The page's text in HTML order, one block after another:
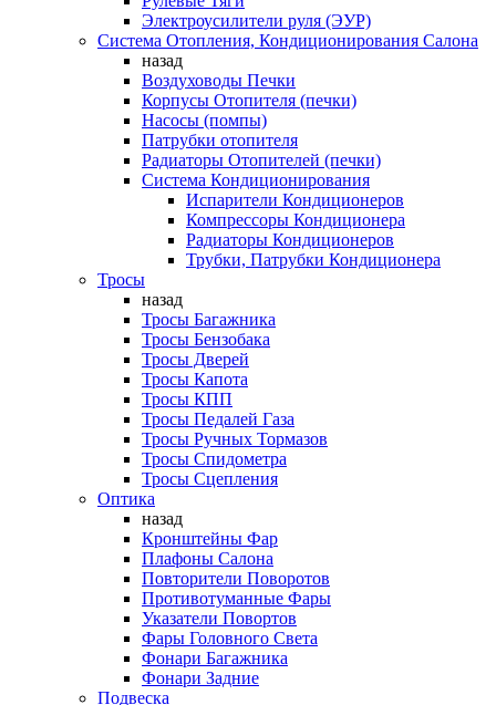
Электроусилители руля (ЭУР)
Система Отопления, Кондиционирования Салона
назад
Воздуховоды Печки
Корпусы Отопителя (печки)
Насосы (помпы)
Патрубки отопителя
Радиаторы Отопителей (печки)
Система Кондиционирования
Испарители Кондиционеров
Компрессоры Кондиционера
Радиаторы Кондиционеров
Трубки, Патрубки Кондиционера
Тросы
назад
Тросы Багажника
Тросы Бензобака
Тросы Дверей
Тросы Капота
Тросы КПП
Тросы Педалей Газа
Тросы Ручных Тормазов
Тросы Спидометра
Тросы Сцепления
Оптика
назад
Кронштейны Фар
Плафоны Салона
Повторители Поворотов
Противотуманные Фары
Указатели Повортов
Фары Головного Света
Фонари Багажника
Фонари Задние
Подвеска